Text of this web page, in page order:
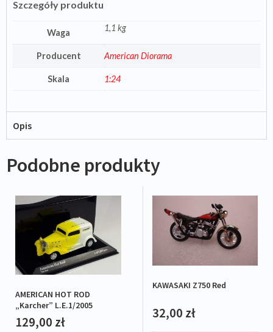
Szczegóły produktu
Waga 1,1 kg
Producent American Diorama
Skala 1:24
Opis
Podobne produkty
AMERICAN HOT ROD
„Karcher” L.E.1/2005
129,00 zł
KAWASAKI Z750 Red
32,00 zł